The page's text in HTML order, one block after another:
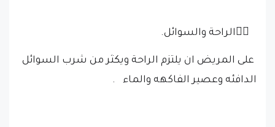
👈🏻الراحة والسوائل.
على المريض ان يلتزم الراحة ويكثر من شرب السوائل
الدافئه وعصير الفاكهه والماء .